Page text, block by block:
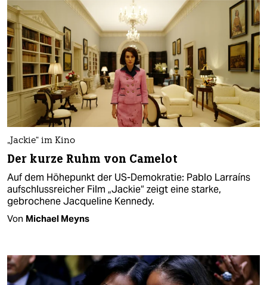
„Jackie“ im Kino
Der kurze Ruhm von Camelot
Auf dem Höhepunkt der US-Demokratie: Pablo Larraíns
aufschlussreicher Film „Jackie“ zeigt eine starke,
gebrochene Jacqueline Kennedy.
Von Michael Meyns